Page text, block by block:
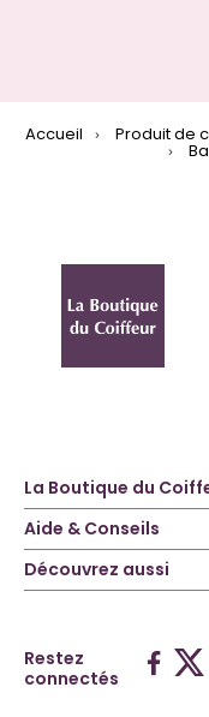
Accueil Produit de
La Boutique du
Aide & Conseils
Découvrez aussi
Restez
connectés